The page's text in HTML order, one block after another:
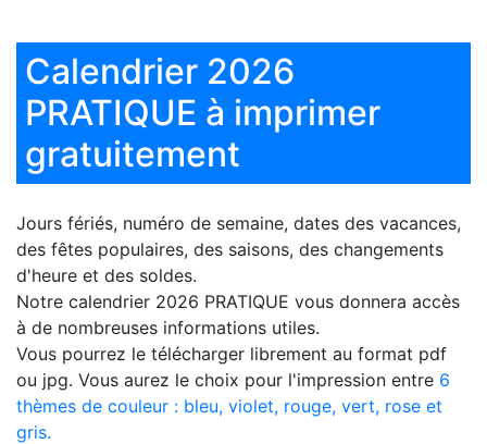
Calendrier 2026
PRATIQUE à imprimer
gratuitement
Jours fériés, numéro de semaine, dates des vacances,
des fêtes populaires, des saisons, des changements
d'heure et des soldes.
Notre calendrier 2026 PRATIQUE vous donnera accès
à de nombreuses informations utiles.
Vous pourrez le télécharger librement au format pdf
ou jpg. Vous aurez le choix pour l'impression entre 6
thèmes de couleur : bleu, violet, rouge, vert, rose et
gris.